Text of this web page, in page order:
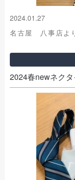
2024.01.27
名古屋 八事店よ
2024春newネク